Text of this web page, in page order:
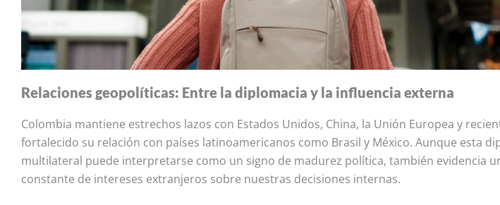
Relaciones geopolíticas: Entre la diplomacia y la influencia externa
Colombia mantiene estrechos lazos con Estados Unidos, China, la Unión Europea y
fortalecido su relación con países latinoamericanos como Brasil y México. Aunque esta
multilateral puede interpretarse como un signo de madurez política, también evidencia
constante de intereses extranjeros sobre nuestras decisiones internas.